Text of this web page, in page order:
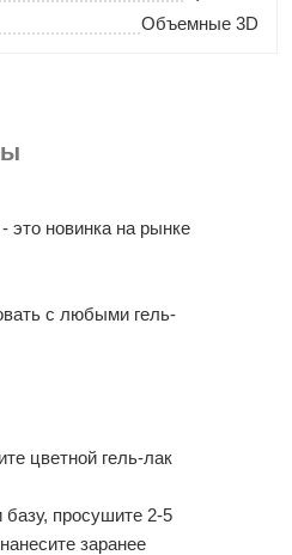
Объемные 3D
новинка на рынке
с любыми гель-
цветной гель-лак
базу, просушите 2-5
заранее